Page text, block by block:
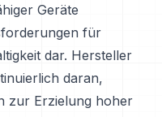
Geräte
für
dar. Hersteller
daran,
zur Erzielung hoher